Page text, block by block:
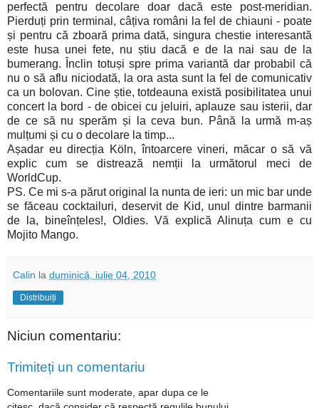
perfectă pentru decolare doar dacă este post-meridian.
Pierduți prin terminal, câțiva români la fel de chiauni - poate
și pentru că zboară prima dată, singura chestie interesantă
este husa unei fete, nu știu dacă e de la nai sau de la
bumerang. Înclin totuși spre prima variantă dar probabil că
nu o să aflu niciodată, la ora asta sunt la fel de comunicativ
ca un bolovan. Cine știe, totdeauna există posibilitatea unui
concert la bord - de obicei cu jeluiri, aplauze sau isterii, dar
de ce să nu sperăm și la ceva bun. Până la urmă m-aș
mulțumi și cu o decolare la timp...
Așadar eu direcția Köln, întoarcere vineri, măcar o să vă
explic cum se distrează nemții la următorul meci de
WorldCup.
PS. Ce mi s-a părut original la nunta de ieri: un mic bar unde
se făceau cocktailuri, deservit de Kid, unul dintre barmanii
de la, bineînțeles!, Oldies. Vă explică Alinuța cum e cu
Mojito Mango.
Calin la duminică, iulie 04, 2010
Distribuiți
Niciun comentariu:
Trimiteți un comentariu
Comentariile sunt moderate, apar dupa ce le